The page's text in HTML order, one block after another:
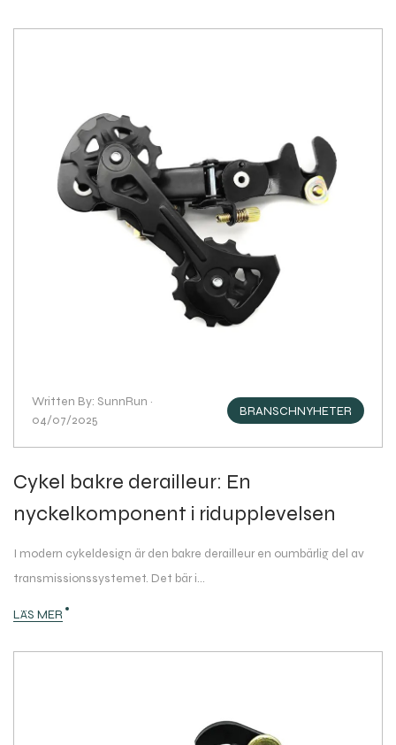
Written By: SunnRun ·
04/07/2025
BRANSCHNYHETER
Cykel bakre derailleur: En
nyckelkomponent i ridupplevelsen
I modern cykeldesign är den bakre derailleur en oumbärlig del av
transmissionssystemet. Det bär i...
LÄS MER